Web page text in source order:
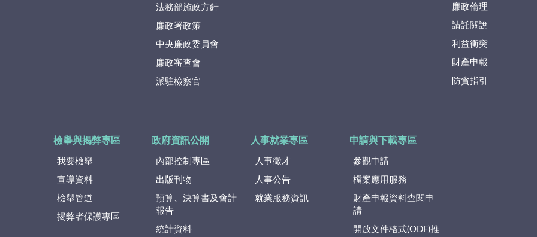
法務部施政方針
廉政署政策
中央廉政委員會
廉政審查會
派駐檢察官
廉政倫理
請託關說
利益衝突
財產申報
防貪指引
檢舉與揭弊專區
我要檢舉
宣導資料
檢舉管道
揭弊者保護專區
政府資訊公開
內部控制專區
出版刊物
預算、決算書及會計
報告
統計資料
人事就業專區
人事徵才
人事公告
就業服務資訊
申請與下載專區
參觀申請
檔案應用服務
財產申報資料查閱申
請
開放文件格式(ODF)推